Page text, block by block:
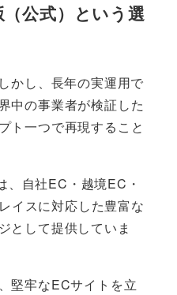
公式）という選
かし、長年の実運用で
中の事業者が検証した
ト一つで再現すること
自社EC・越境EC・
イスに対応した豊富な
として提供していま
堅牢なECサイトを立